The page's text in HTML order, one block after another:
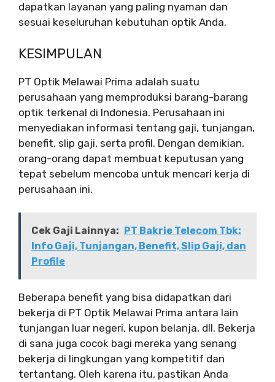
dapatkan layanan yang paling nyaman dan
sesuai keseluruhan kebutuhan optik Anda.
KESIMPULAN
PT Optik Melawai Prima adalah suatu
perusahaan yang memproduksi barang-barang
optik terkenal di Indonesia. Perusahaan ini
menyediakan informasi tentang gaji, tunjangan,
benefit, slip gaji, serta profil. Dengan demikian,
orang-orang dapat membuat keputusan yang
tepat sebelum mencoba untuk mencari kerja di
perusahaan ini.
Cek Gaji Lainnya:
PT Bakrie Telecom Tbk:
Info Gaji, Tunjangan, Benefit, Slip Gaji, dan
Profile
Beberapa benefit yang bisa didapatkan dari
bekerja di PT Optik Melawai Prima antara lain
tunjangan luar negeri, kupon belanja, dll. Bekerja
di sana juga cocok bagi mereka yang senang
bekerja di lingkungan yang kompetitif dan
tertantang. Oleh karena itu, pastikan Anda